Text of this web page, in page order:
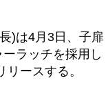
)は4月3日、子扉
ラッチを採用し
ースする。